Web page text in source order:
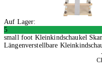
Auf Lager:
5
small foot Kleinkindschaukel
Längenverstellbare